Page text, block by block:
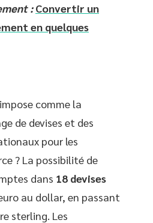
: Convertir un
en quelques
comme la
de devises et des
pour les
? La possibilité de
dans 18 devises
au dollar, en passant
sterling. Les